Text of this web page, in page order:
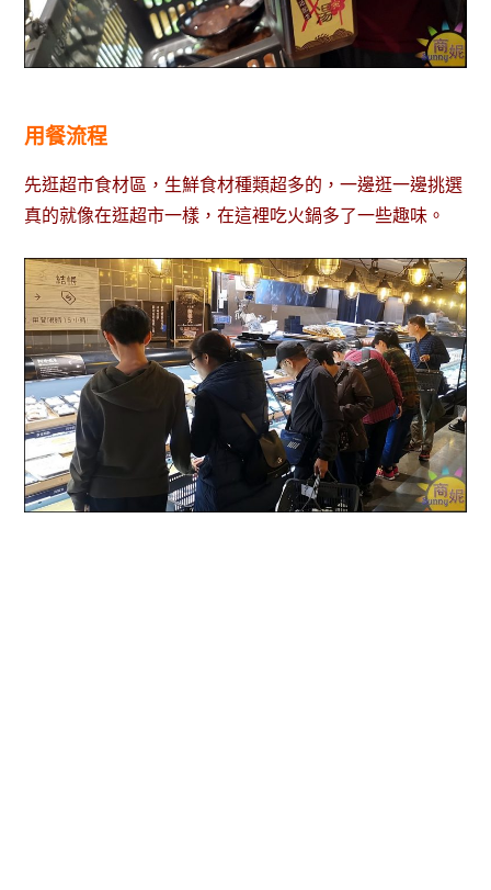
用餐流程
先逛超市食材區，生鮮食材種類超多的，一邊逛一邊挑選
真的就像在逛超市一樣，在這裡吃火鍋多了一些趣味。